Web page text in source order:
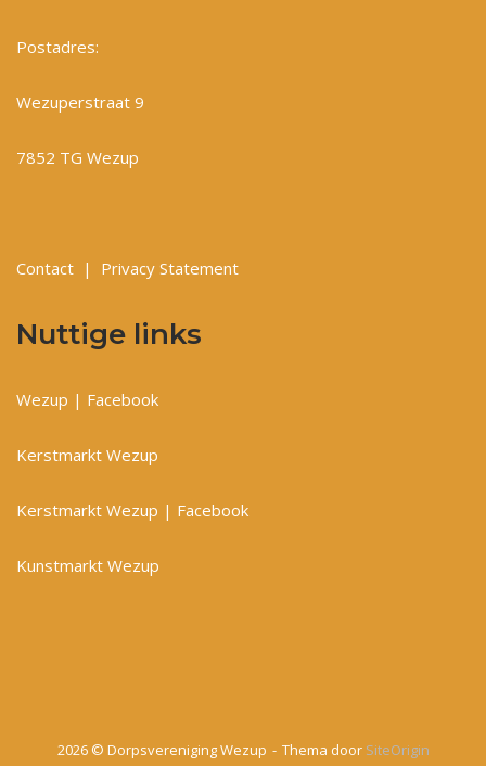
Postadres:
Wezuperstraat 9
7852 TG Wezup
Contact | Privacy Statement
Nuttige links
Wezup | Facebook
Kerstmarkt Wezup
Kerstmarkt Wezup | Facebook
Kunstmarkt Wezup
2026 © Dorpsvereniging Wezup Thema door SiteOrigin